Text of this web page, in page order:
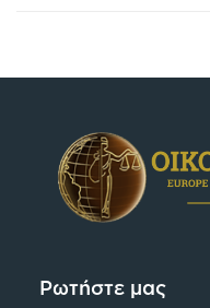
Ρωτήστε μας